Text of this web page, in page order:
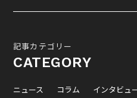
記事カテゴリー
CATEGORY
ニュース コラム インタビュ